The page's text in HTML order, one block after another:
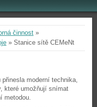
činnost »
» Stanice sítě CEMeNt
moderní technika,
které umožňují snímat
metodou.